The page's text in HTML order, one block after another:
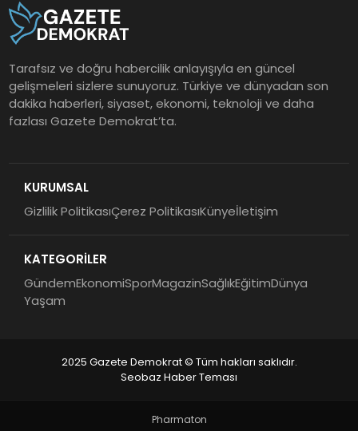
Tarafsız ve doğru habercilik anlayışıyla en güncel
gelişmeleri sizlere sunuyoruz. Türkiye ve dünyadan son
dakika haberleri, siyaset, ekonomi, teknoloji ve daha
fazlası Gazete Demokrat’ta.
KURUMSAL
Gizlilik PolitikasıÇerez PolitikasıKünyeİletişim
KATEGORİLER
GündemEkonomiSporMagazinSağlıkEğitimDünya
Yaşam
2025 Gazete Demokrat © Tüm hakları saklıdır.
Seobaz Haber Teması
Pharmaton